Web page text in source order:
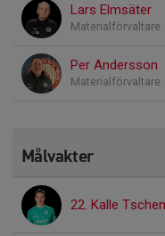
Lars Elmsäter
Materialförvaltare
Per Andersson
Materialförvaltare
Målvakter
22. Kalle